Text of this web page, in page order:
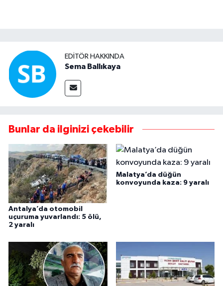
EDITÖR HAKKINDA
Sema Ballıkaya
Bunlar da ilginizi çekebilir
Antalya’da otomobil
uçuruma yuvarlandı: 5 ölü,
2 yaralı
Malatya’da düğün
konvoyunda kaza: 9 yaralı